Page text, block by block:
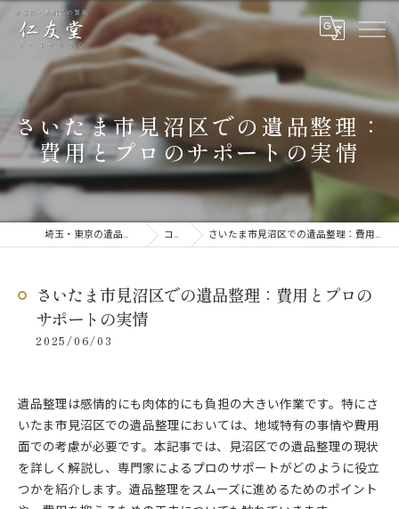
さいたま市見沼区での遺品整理：
費用とプロのサポートの実情
埼玉・東京の遺品整理なら仁友堂 コラム さいたま市見沼区での遺品整理：費用とプロのサポートの実情
さいたま市見沼区での遺品整理：費用とプロの
サポートの実情
2025/06/03
遺品整理は感情的にも肉体的にも負担の大きい作業です。特にさ
いたま市見沼区での遺品整理においては、地域特有の事情や費用
面での考慮が必要です。本記事では、見沼区での遺品整理の現状
を詳しく解説し、専門家によるプロのサポートがどのように役立
つかを紹介します。遺品整理をスムーズに進めるためのポイント